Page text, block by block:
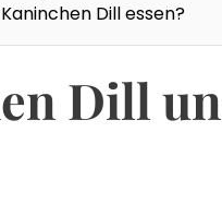
Dill essen?
Dill